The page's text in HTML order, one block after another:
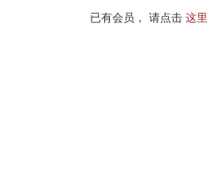
已有会员， 请点击 这里